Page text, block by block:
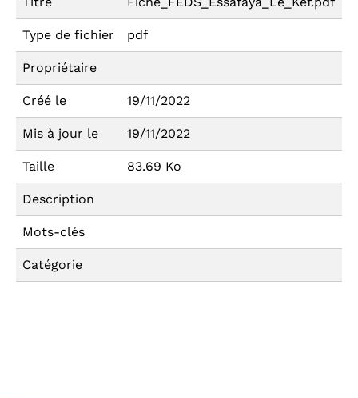
Type de fichier pdf
Propriétaire
Créé le 19/11/2022
Mis à jour le 19/11/2022
Taille 83.69 Ko
Description
Mots-clés
Catégorie